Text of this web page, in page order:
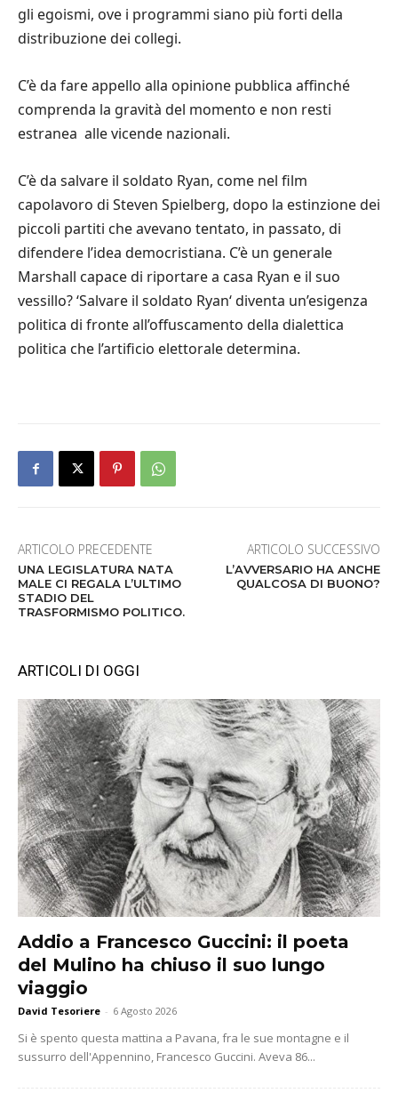
gli egoismi, ove i programmi siano più forti della
distribuzione dei collegi.
C’è da fare appello alla opinione pubblica affinché
comprenda la gravità del momento e non resti
estranea alle vicende nazionali.
C’è da salvare il soldato Ryan, come nel film
capolavoro di Steven Spielberg, dopo la estinzione dei
piccoli partiti che avevano tentato, in passato, di
difendere l’idea democristiana. C’è un generale
Marshall capace di riportare a casa Ryan e il suo
vessillo? ‘Salvare il soldato Ryan‘ diventa un’esigenza
politica di fronte all’offuscamento della dialettica
politica che l’artificio elettorale determina.
ARTICOLO PRECEDENTE
UNA LEGISLATURA NATA
MALE CI REGALA L’ULTIMO
STADIO DEL
TRASFORMISMO POLITICO.
ARTICOLO SUCCESSIVO
L’AVVERSARIO HA ANCHE
QUALCOSA DI BUONO?
ARTICOLI DI OGGI
Addio a Francesco Guccini: il poeta
del Mulino ha chiuso il suo lungo
viaggio
David Tesoriere - 6 Agosto 2026
Si è spento questa mattina a Pavana, fra le sue montagne e il
sussurro dell'Appennino, Francesco Guccini. Aveva 86...